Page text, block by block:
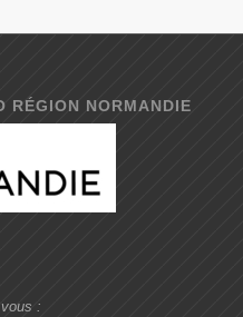
RÉGION NORMANDIE
: